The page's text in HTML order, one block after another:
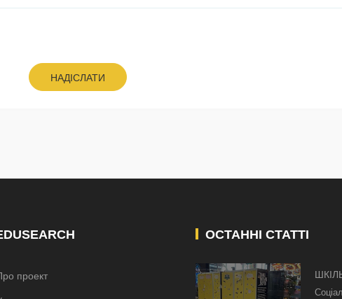
НАДІСЛАТИ
проект
ОСТАННІ СТАТТІ
КИЄВІ